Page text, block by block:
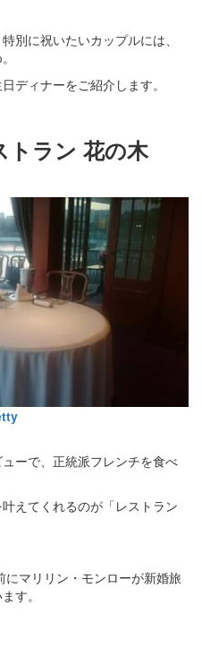
別に祝いたいカップルには、
ディナーをご紹介します。
トラン 花の木
ーで、正統派フレンチを食べ
えてくれるのが「レストラン
マリリン・モンローが新婚旅
す。